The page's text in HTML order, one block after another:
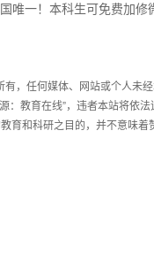
唯一！本科生可免费加修
，任何媒体、网站或个人未
教育在线”，违者本站将依法
和科研之目的，并不意味